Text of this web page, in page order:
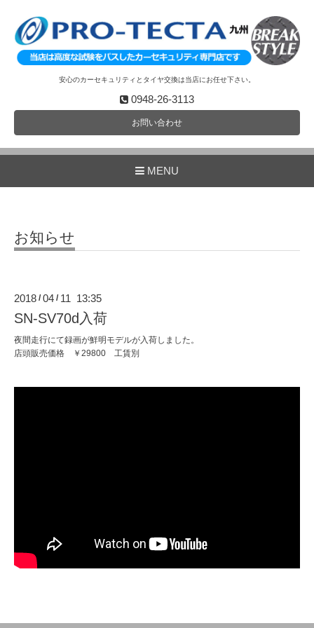
安心のカーセキュリティとタイヤ交換は当店にお任せ下さい。
0948-26-3113
お問い合わせ
MENU
お知らせ
2018 /04 / 11 13:35
SN-SV70d入荷
夜間走行にて録画が鮮明モデルが入荷しました。
店頭販売価格 ￥29800 工賃別